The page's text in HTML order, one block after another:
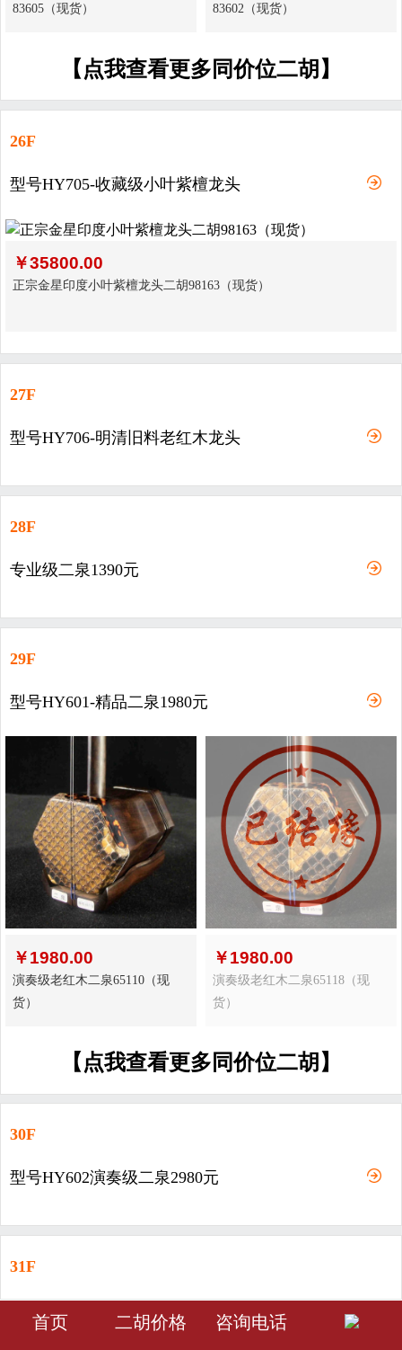
83605（现货）
83602（现货）
【点我查看更多同价位二胡】
26F
型号HY705-收藏级小叶紫檀龙头
￥35800.00
正宗金星印度小叶紫檀龙头二胡98163（现货）
27F
型号HY706-明清旧料老红木龙头
28F
专业级二泉1390元
29F
型号HY601-精品二泉1980元
￥1980.00
演奏级老红木二泉65110（现
货）
￥1980.00
演奏级老红木二泉65118（现
货）
【点我查看更多同价位二胡】
30F
型号HY602演奏级二泉2980元
31F
型号HY603-演奏级二泉3980元
󰀁 󰀅
首页 二胡价格 咨询电话